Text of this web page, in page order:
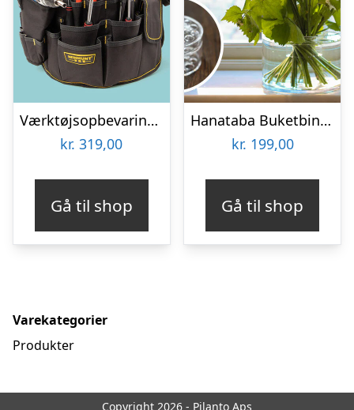
Værktøjsopbevaring til spand
kr. 319,00
Gå til shop
Hanataba Buketbinder
kr. 199,00
Gå til shop
Varekategorier
Produkter
Copyright 2026 - Pilanto Aps